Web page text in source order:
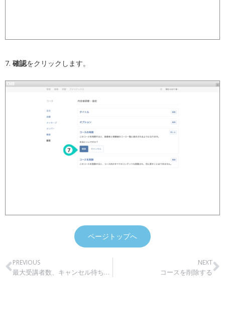
7. 確認をクリックします。
ページトップへ
PREVIOUS
最大受講者数、キャンセル待ちリストを設定する
NEXT
コースを削除する